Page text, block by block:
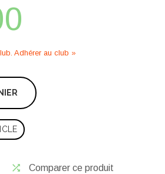
Adhérer au club »
Comparer ce produit